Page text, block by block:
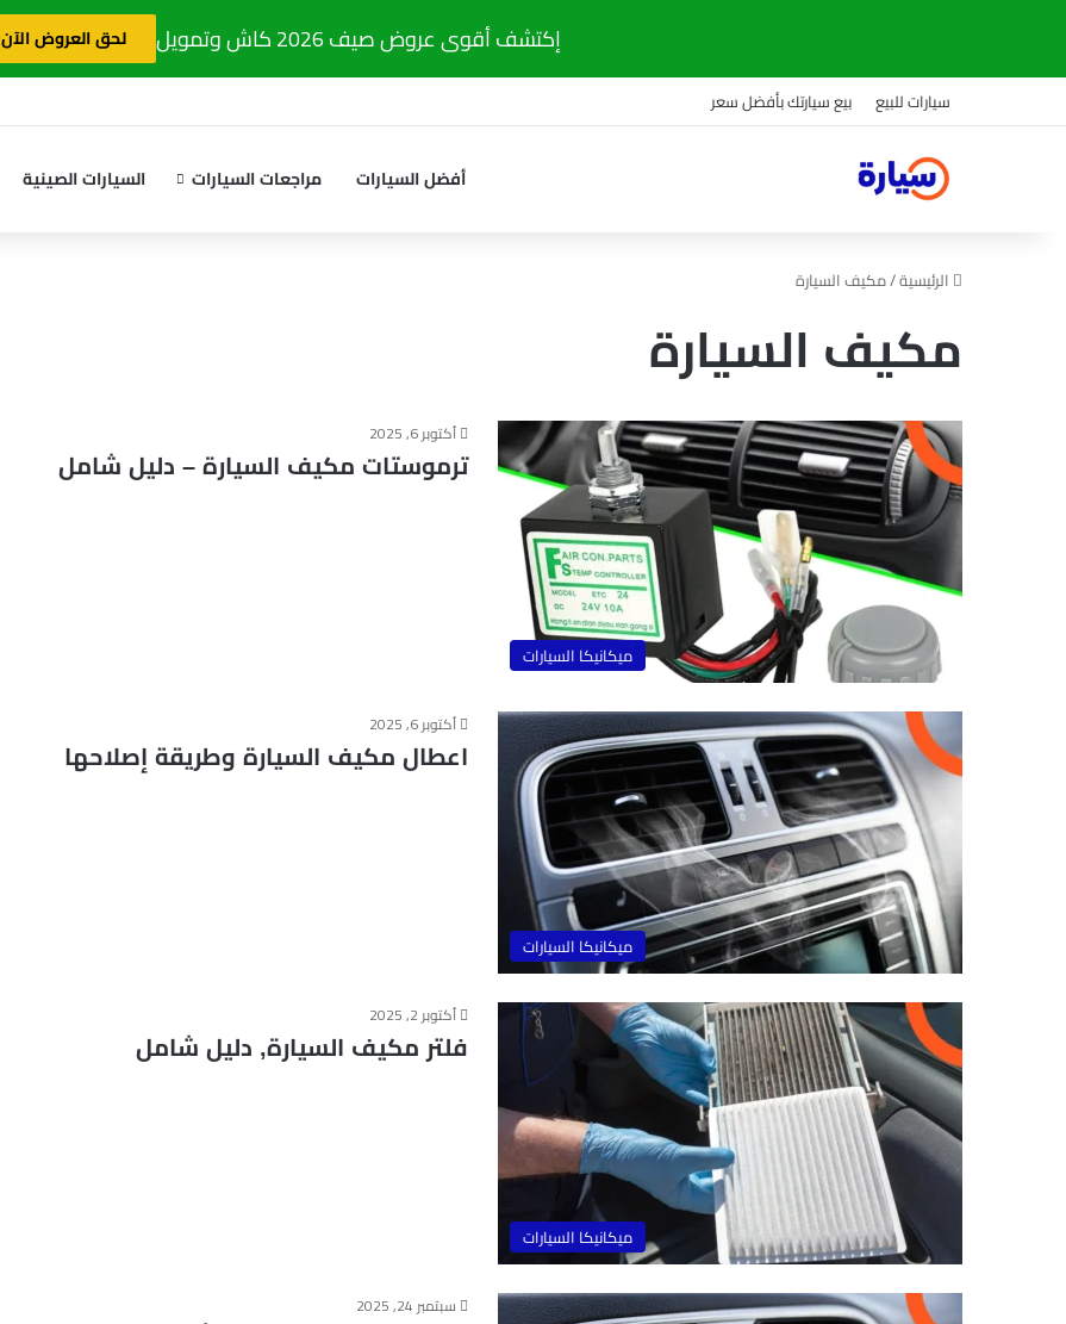
إكتشف أقوى عروض صيف 2026 كاش وتمويل لحق العروض الآن
سيارات للبيع بيع سيارتك بأفضل سعر
أفضل السيارات مراجعات السيارات السيارات الصينية
الرئيسية/مكيف السيارة
مكيف السيارة
ميكانيكا السيارات
أكتوبر 6, 2025
ترموستات مكيف السيارة – دليل شامل
ميكانيكا السيارات
أكتوبر 6, 2025
اعطال مكيف السيارة وطريقة إصلاحها
ميكانيكا السيارات
أكتوبر 2, 2025
فلتر مكيف السيارة, دليل شامل
سبتمبر 24, 2025